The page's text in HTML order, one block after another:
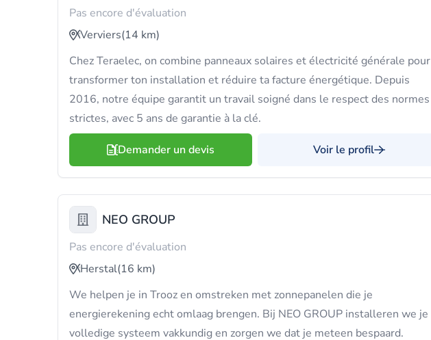
Pas encore d'évaluation
Verviers(14 km)
Chez Teraelec, on combine panneaux solaires et électricité générale pour
transformer ton installation et réduire ta facture énergétique. Depuis
2016, notre équipe garantit un travail soigné dans le respect des normes
strictes, avec 5 ans de garantie à la clé.
Demander un devis Voir le profil
NEO GROUP
Pas encore d'évaluation
Herstal(16 km)
We helpen je in Trooz en omstreken met zonnepanelen die je
energierekening echt omlaag brengen. Bij NEO GROUP installeren we je
volledige systeem vakkundig en zorgen we dat je meteen bespaard.